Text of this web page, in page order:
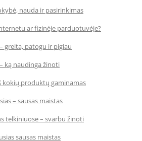
nauda ir pasirinkimas
ar fizinėje parduotuvėje?
greita, patogu ir pigiau
ką naudinga žinoti
kokių produktų gaminamas
– sausas maistas
telkiniuose – svarbu žinoti
sausas maistas